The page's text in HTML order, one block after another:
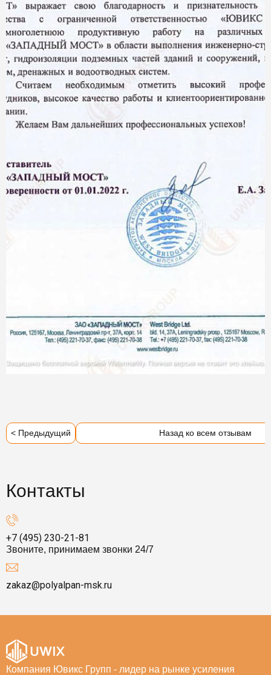
< Предыдущий Назад ко всем отзывам
Контакты
+7 (495) 230-21-81
Звоните, принимаем звонки 24/7
zakaz@polyalpan-msk.ru
Компания Ювикс Групп - лидер на рынке усиления